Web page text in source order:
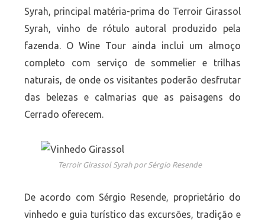
Syrah, principal matéria-prima do Terroir Girassol
Syrah, vinho de rótulo autoral produzido pela
fazenda. O Wine Tour ainda inclui um almoço
completo com serviço de sommelier e trilhas
naturais, de onde os visitantes poderão desfrutar
das belezas e calmarias que as paisagens do
Cerrado oferecem.
Terroir Girassol Syrah por Sérgio Resende
De acordo com Sérgio Resende, proprietário do
vinhedo e guia turístico das excursões, tradição e